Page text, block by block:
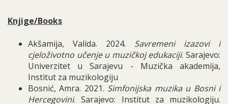
Knjige/Books
Akšamija, Valida. 2024. Savremeni izazovi i
cjeloživotno učenje u muzičkoj edukaciji. Sarajevo:
Univerzitet u Sarajevu - Muzička akademija,
Institut za muzikologiju
Bosnić, Amra. 2021. Simfonijska muzika u Bosni i
Hercegovini. Sarajevo: Institut za muzikologiju.